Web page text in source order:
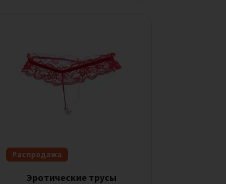
Распродажа
Эротические трусы